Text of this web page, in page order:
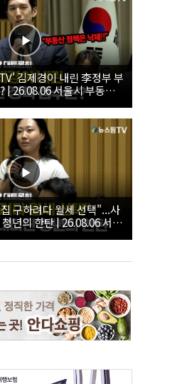
김제경이 내린 李정부 부
| 26.08.06 서울시 부동산
구하려다 월세 선택"...사
년의 한탄 | 26.08.06 서울